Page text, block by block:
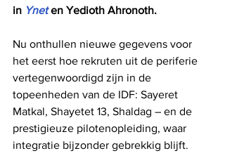
in Ynet en Yedioth Ahronoth.
Nu onthullen nieuwe gegevens voor
het eerst hoe rekruten uit de periferie
vertegenwoordigd zijn in de
topeenheden van de IDF: Sayeret
Matkal, Shayetet 13, Shaldag – en de
prestigieuze pilotenopleiding, waar
integratie bijzonder gebrekkig blijft.